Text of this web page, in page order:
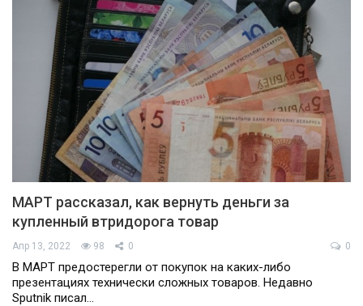
МАРТ рассказал, как вернуть деньги за
купленный втридорога товар
Апр 13, 2022 98 0 0
В МАРТ предостерегли от покупок на каких-либо
презентациях технически сложных товаров. Недавно
Sputnik писал…